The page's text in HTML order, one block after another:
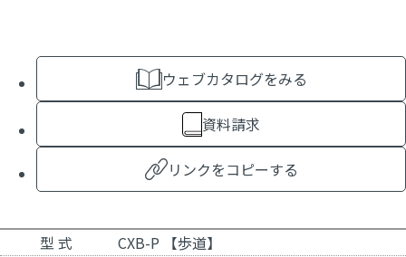
ウェブカタログをみる
資料請求
リンクをコピーする
型 式
CXB-P 【歩道】